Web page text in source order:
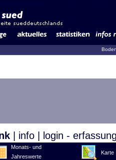
info login -
Monats- und
Jahreswerte
Karte